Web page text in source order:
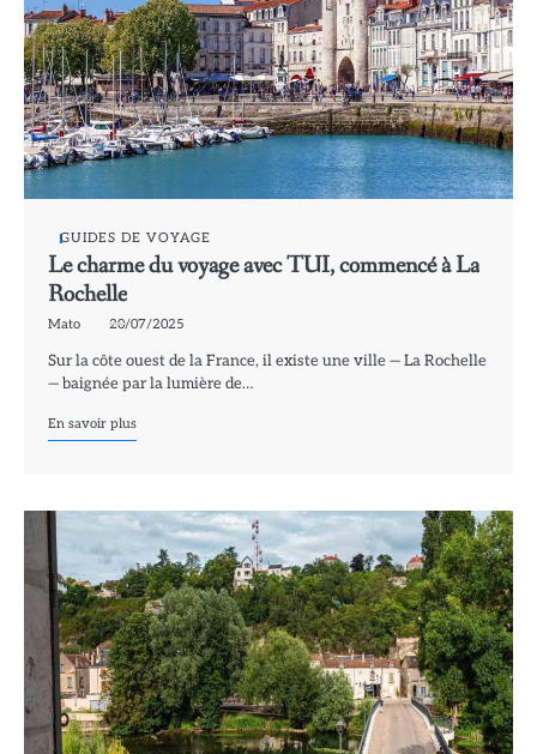
GUIDES DE VOYAGE
Le charme du voyage avec TUI, commencé à La
Rochelle
Mato 20/07/2025
Sur la côte ouest de la France, il existe une ville — La Rochelle
— baignée par la lumière de…
En savoir plus